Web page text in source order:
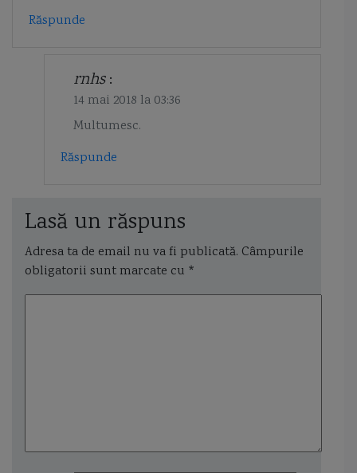
Răspunde
rnhs :
14 mai 2018 la 03:36
Multumesc.
Răspunde
Lasă un răspuns
Adresa ta de email nu va fi publicată. Câmpurile
obligatorii sunt marcate cu *